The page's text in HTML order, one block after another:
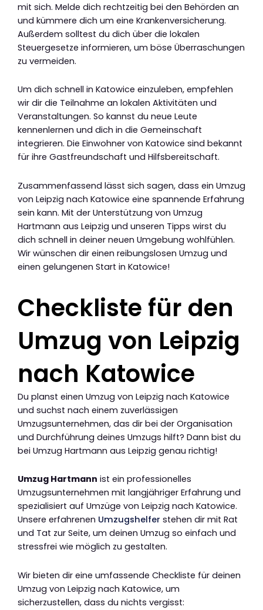
mit sich. Melde dich rechtzeitig bei den Behörden an
und kümmere dich um eine Krankenversicherung.
Außerdem solltest du dich über die lokalen
Steuergesetze informieren, um böse Überraschungen
zu vermeiden.
Um dich schnell in Katowice einzuleben, empfehlen
wir dir die Teilnahme an lokalen Aktivitäten und
Veranstaltungen. So kannst du neue Leute
kennenlernen und dich in die Gemeinschaft
integrieren. Die Einwohner von Katowice sind bekannt
für ihre Gastfreundschaft und Hilfsbereitschaft.
Zusammenfassend lässt sich sagen, dass ein Umzug
von Leipzig nach Katowice eine spannende Erfahrung
sein kann. Mit der Unterstützung von Umzug
Hartmann aus Leipzig und unseren Tipps wirst du
dich schnell in deiner neuen Umgebung wohlfühlen.
Wir wünschen dir einen reibungslosen Umzug und
einen gelungenen Start in Katowice!
Checkliste für den
Umzug von Leipzig
nach Katowice
Du planst einen Umzug von Leipzig nach Katowice
und suchst nach einem zuverlässigen
Umzugsunternehmen, das dir bei der Organisation
und Durchführung deines Umzugs hilft? Dann bist du
bei Umzug Hartmann aus Leipzig genau richtig!
Umzug Hartmann ist ein professionelles
Umzugsunternehmen mit langjähriger Erfahrung und
spezialisiert auf Umzüge von Leipzig nach Katowice.
Unsere erfahrenen Umzugshelfer stehen dir mit Rat
und Tat zur Seite, um deinen Umzug so einfach und
stressfrei wie möglich zu gestalten.
Wir bieten dir eine umfassende Checkliste für deinen
Umzug von Leipzig nach Katowice, um
sicherzustellen, dass du nichts vergisst: